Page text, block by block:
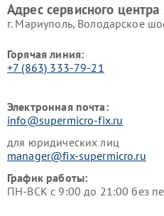
Адрес сервисного
г. Мариуполь, Володарское
Горячая линия:
+7 (863) 333-79-21
Электронная почта:
info@supermicro-fix.ru
для юридических лиц
manager@fix-supermicro.ru
График работы:
ПН-ВСК с 9:00 до 21:00 без